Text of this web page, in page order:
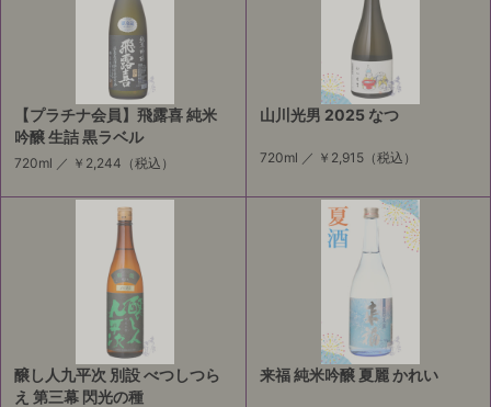
【プラチナ会員】飛露喜 純米
吟醸 生詰 黒ラベル
720ml ／ ￥2,244 （税込）
山川光男 2025 なつ
720ml ／ ￥2,915（税込）
醸し人九平次 別設 べつしつら
え 第三幕 閃光の種
来福 純米吟醸 夏麗 かれい